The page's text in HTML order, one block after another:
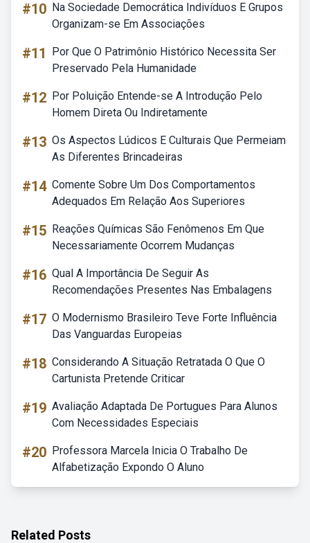
#10 Na Sociedade Democrática Indivíduos E Grupos
Organizam-se Em Associações
#11
Por Que O Patrimônio Histórico Necessita Ser
Preservado Pela Humanidade
#12 Por Poluição Entende-se A Introdução Pelo
Homem Direta Ou Indiretamente
#13 Os Aspectos Lúdicos E Culturais Que Permeiam
As Diferentes Brincadeiras
#14 Comente Sobre Um Dos Comportamentos
Adequados Em Relação Aos Superiores
#15 Reações Químicas São Fenômenos Em Que
Necessariamente Ocorrem Mudanças
#16 Qual A Importância De Seguir As
Recomendações Presentes Nas Embalagens
#17 O Modernismo Brasileiro Teve Forte Influência
Das Vanguardas Europeias
#18 Considerando A Situação Retratada O Que O
Cartunista Pretende Criticar
#19 Avaliação Adaptada De Portugues Para Alunos
Com Necessidades Especiais
#20 Professora Marcela Inicia O Trabalho De
Alfabetização Expondo O Aluno
Related Posts